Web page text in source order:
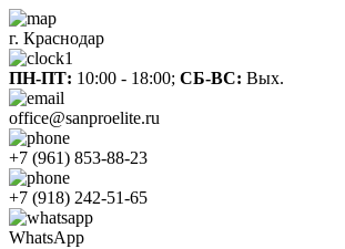
г. Краснодар
ПН-ПТ: 10:00 - 18:00; СБ-ВС: Вых.
office@sanproelite.ru
+7 (961) 853-88-23
+7 (918) 242-51-65
WhatsApp